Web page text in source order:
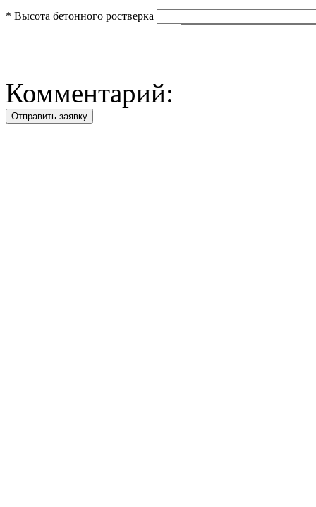
* Высота бетонного ростверка
Комментарий: